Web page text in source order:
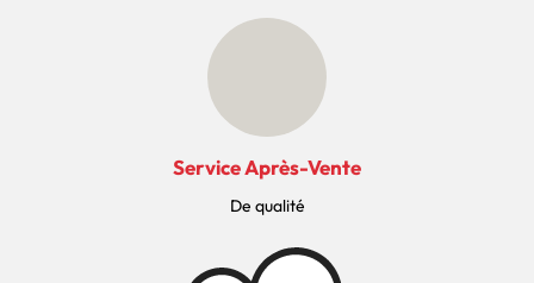
Service Après-Vente
De qualité